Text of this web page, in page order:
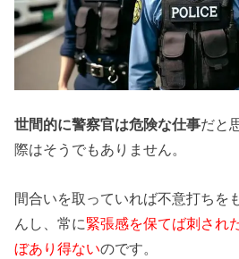
世間的に警察官は危険な仕事だと
際はそうでもありません。
間合いを取っていれば不意打ちを
んし、常に緊張感を保てば刺され
ぼあり得ないのです。